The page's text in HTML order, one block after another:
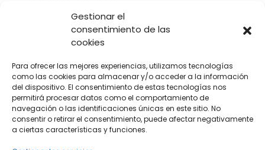
Gestionar el
consentimiento de las
cookies
Para ofrecer las mejores experiencias, utilizamos tecnologías
como las cookies para almacenar y/o acceder a la información
del dispositivo. El consentimiento de estas tecnologías nos
permitirá procesar datos como el comportamiento de
navegación o las identificaciones únicas en este sitio. No
consentir o retirar el consentimiento, puede afectar negativamente
a ciertas características y funciones.